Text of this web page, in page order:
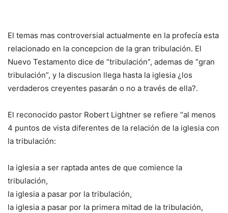
El temas mas controversial actualmente en la profecía esta
relacionado en la concepcion de la gran tribulación. El
Nuevo Testamento dice de “tribulación”, ademas de “gran
tribulación”, y la discusion llega hasta la iglesia ¿los
verdaderos creyentes pasarán o no a través de ella?.
El reconocido pastor Robert Lightner se refiere “al menos
4 puntos de vista diferentes de la relación de la iglesia con
la tribulación:
la iglesia a ser raptada antes de que comience la
tribulación,
la iglesia a pasar por la tribulación,
la iglesia a pasar por la primera mitad de la tribulación,